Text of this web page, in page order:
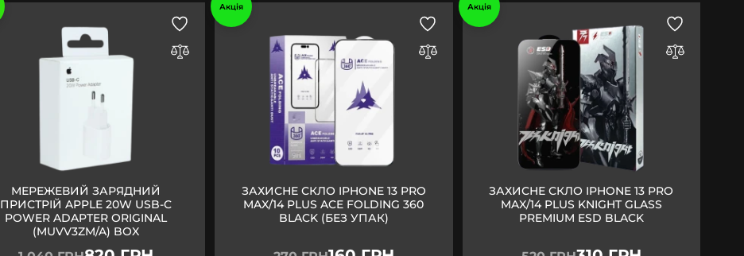
МЕРЕЖЕВИЙ ЗАРЯДНИЙ
ПРИСТРІЙ APPLE 20W USB-C
POWER ADAPTER ORIGINAL
(MUVV3ZM/A) BOX
Акція
ЗАХИСНЕ СКЛО IPHONE 13 PRO
MAX/14 PLUS ACE FOLDING 360
BLACK (БЕЗ УПАК)
Акція
ЗАХИСНЕ СКЛО IPHONE 13 PRO
MAX/14 PLUS KNIGHT GLASS
PREMIUM ESD BLACK